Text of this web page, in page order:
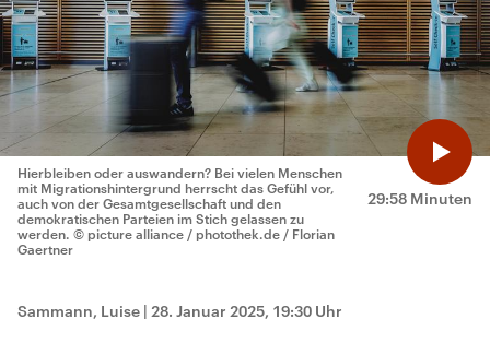
29:58 Minuten
Hierbleiben oder auswandern? Bei vielen Menschen
mit Migrationshintergrund herrscht das Gefühl vor,
auch von der Gesamtgesellschaft und den
demokratischen Parteien im Stich gelassen zu
werden. © picture alliance / photothek.de / Florian
Gaertner
Sammann, Luise | 28. Januar 2025, 19:30 Uhr